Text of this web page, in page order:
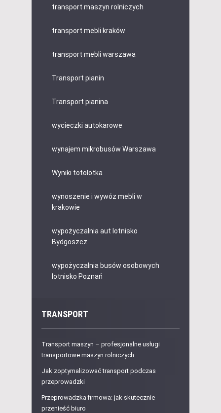
transport maszyn rolniczych
transport mebli kraków
transport mebli warszawa
Transport pianin
Transport pianina
wycieczki autokarowe
wynajem mikrobusów Warszawa
Wyniki totolotka
wynoszenie i wywóz mebli w
krakowie
wypożyczalnia aut lotnisko
Bydgoszcz
wypożyczalnia busów osobowych
lotnisko Poznań
TRANSPORT
Transport maszyn – profesjonalne usługi
transportowe maszyn rolniczych
Jak zoptymalizować transport podczas
przeprowadzki
Przeprowadzka firmowa: jak skutecznie
przenieść biuro